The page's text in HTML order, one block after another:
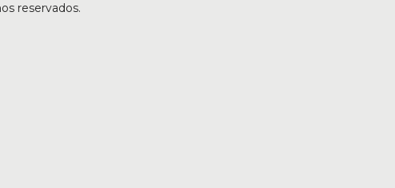
reservados.